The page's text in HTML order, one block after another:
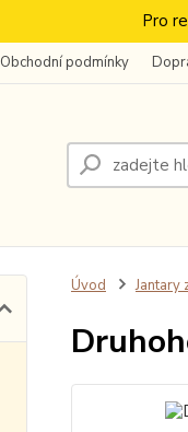
Pro
Obchodní podmínky
Úvod Jantary